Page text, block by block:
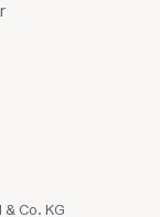
Co. KG